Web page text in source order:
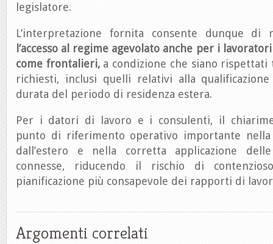
legislatore.
L’interpretazione fornita consente dunque di
l’accesso al regime agevolato anche per i
come frontalieri,a condizione che siano
richiesti, inclusi quelli relativi alla
durata del periodo di residenza estera.
Per i datori di lavoro e i consulenti, il
punto di riferimento operativo importante
dall’estero e nella corretta applicazione
connesse, riducendo il rischio di
pianificazione più consapevole dei rapporti di
Argomenti correlati